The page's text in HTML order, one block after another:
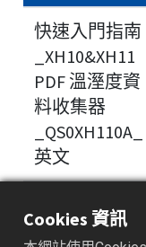
快速入門指南
_XH10&XH11
PDF 溫溼度資
料收集器
_QS0XH110A_
英文
快速入門指南
_XH10&XH11
Cookies 資訊